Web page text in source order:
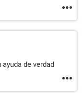
de verdad